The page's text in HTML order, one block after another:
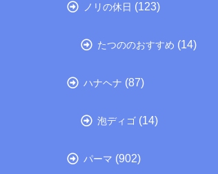
ノリの休日 (123)
たつののおすすめ (14)
ハナヘナ (87)
泡ディゴ (14)
パーマ (902)